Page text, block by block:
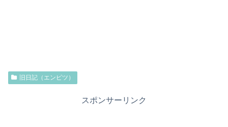
旧日記（エンピツ）
スポンサーリンク